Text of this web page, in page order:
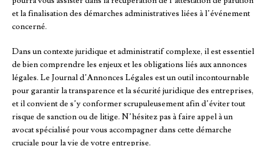
et la finalisation des démarches administratives liées à l’événement
concerné.
Dans un contexte juridique et administratif complexe, il est essentiel
de bien comprendre les enjeux et les obligations liés aux annonces
légales. Le Journal d’Annonces Légales est un outil incontournable
pour garantir la transparence et la sécurité juridique des entreprises,
et il convient de s’y conformer scrupuleusement afin d’éviter tout
risque de sanction ou de litige. N’hésitez pas à faire appel à un
avocat spécialisé pour vous accompagner dans cette démarche
cruciale pour la vie de votre entreprise.